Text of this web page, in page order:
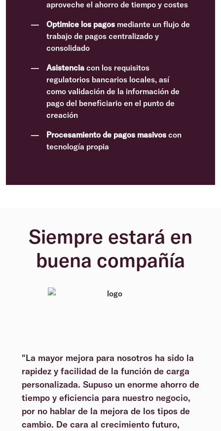
aproveche el ahorro de tiempo y costes
Optimice los pagos mediante un flujo de
trabajo de pagos centralizado y
consolidado
Asistencia con los requisitos
regulatorios bancarios locales, así
como validación de la información de
pago del beneficiario en el punto de
creación
Procesamiento de pagos masivos con
tecnología propia
Siempre estará en
buena compañía
"La mayor mejora para nosotros ha sido la
rapidez y facilidad de la función de carga
personalizada. Supuso un enorme ahorro de
tiempo y eficiencia para nuestro negocio,
por no hablar de la mejora de los tipos de
cambio. De cara al crecimiento futuro,